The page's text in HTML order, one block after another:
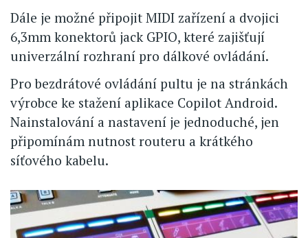
Dále je možné připojit MIDI zařízení a dvojici
6,3mm konektorů jack GPIO, které zajišťují
univerzální rozhraní pro dálkové ovládání.
Pro bezdrátové ovládání pultu je na stránkách
výrobce ke stažení aplikace Copilot Android.
Nainstalování a nastavení je jednoduché, jen
připomínám nutnost routeru a krátkého
síťového kabelu.